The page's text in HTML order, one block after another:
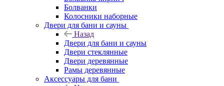
Болванки
Колосники наборные
Двери для бани и сауны
Назад
Двери для бани и сауны
Двери стеклянные
Двери деревянные
Рамы деревянные
Аксессуары для бани